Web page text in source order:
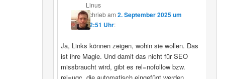
Linus
schriebam2. September 2025 um
12:51 Uhr:
Ja, Links können zeigen, wohin sie wollen. Das
ist ihre Magie. Und damit das nicht für SEO
missbraucht wird, gibt es rel=nofollow bzw.